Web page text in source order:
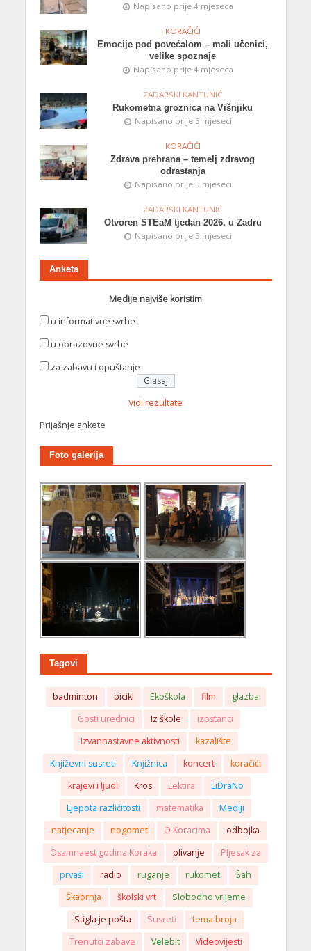
Napisano prije 4 mjeseca
KORAČIĆI
Emocije pod povećalom – mali učenici,
velike spoznaje
Napisano prije 4 mjeseca
ZADARSKI KANTUNIĆ
Rukometna groznica na Višnjiku
Napisano prije 5 mjeseci
KORAČIĆI
Zdrava prehrana – temelj zdravog
odrastanja
Napisano prije 5 mjeseci
ZADARSKI KANTUNIĆ
Otvoren STEaM tjedan 2026. u Zadru
Napisano prije 5 mjeseci
Anketa
Medije najviše koristim
u informativne svrhe
u obrazovne svrhe
za zabavu i opuštanje
Vidi rezultate
Prijašnje ankete
Foto galerija
Tagovi
badminton bicikl Ekoškola film
glazba
Gosti urednici
Iz škole
izostanci
Izvannastavne aktivnosti
kazalište
Književni susreti
Knjižnica koncert
koračići
krajevi i ljudi
Kros Lektira
LiDraNo
Ljepota različitosti
matematika
Mediji
natjecanje
nogomet O Koracima
odbojka
Osamnaest godina Koraka
plivanje
Pljesak za
prvaši
radio ruganje rukomet
Šah
Škabrnja
školski vrt
Slobodno vrijeme
Stigla je pošta
Susreti
tema broja
Trenutci zabave
Velebit Videovijesti